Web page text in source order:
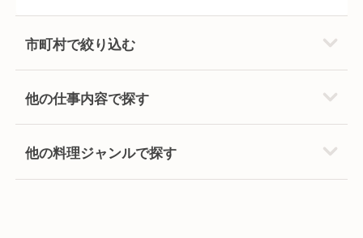
市町村で絞り込む
他の仕事内容で探す
他の料理ジャンルで探す